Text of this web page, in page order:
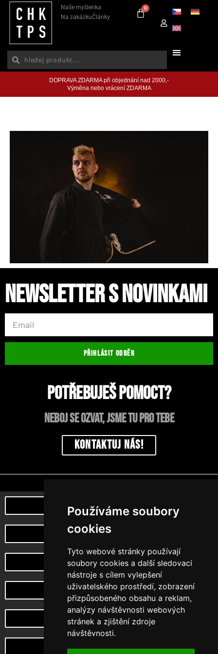
Používáme soubory
cookies
Tyto webové stránky používají
soubory cookies a další sledovací
nástroje s cílem vylepšení
uživatelského prostředí, zobrazení
přizpůsobeného obsahu a reklam,
analýzy návštěvnosti webových
stránek a zjištění zdroje
návštěvnosti.
Naše myšlenka
Na zakázkuČlánky
0
DOPRAVA ZDARMA při objednání nad 2000,-
Výměna nebo vrácení ZDARMA
Newsletter s novinkami
PŘIHLÁSIT ODBĚR
Potřebuješ pomoct?
neboj se ozvat, jsme tu pro tebe
Kontaktuj nás!
Poznej naši myšlenku
můj účet
Vrácení a reklamace zboží
Design na zakázku
Choketopus TV
CHoketopus Gym